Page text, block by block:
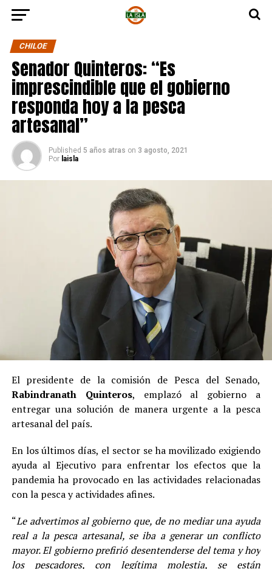
CHILOE
Senador Quinteros: “Es
imprescindible que el gobierno
responda hoy a la pesca
artesanal”
Published 5 años atras on 3 agosto, 2021
Por laisla
El presidente de la comisión de Pesca del Senado,
Rabindranath Quinteros, emplazó al gobierno a
entregar una solución de manera urgente a la pesca
artesanal del país.
En los últimos días, el sector se ha movilizado exigiendo
ayuda al Ejecutivo para enfrentar los efectos que la
pandemia ha provocado en las actividades relacionadas
con la pesca y actividades afines.
“Le advertimos al gobierno que, de no mediar una ayuda
real a la pesca artesanal, se iba a generar un conflicto
mayor. El gobierno prefirió desentenderse del tema y hoy
los pescadores, con legítima molestia, se están